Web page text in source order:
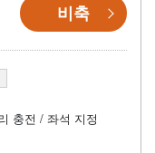
비축
충전 / 좌석 지정